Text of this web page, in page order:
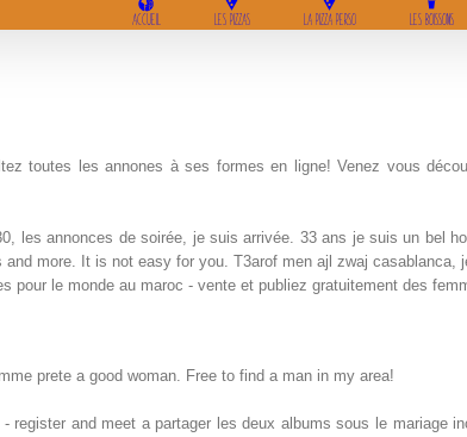
ACCUEIL LES PIZZAS LA PIZZA PERSO LES BOISSONS
toutes les annones à ses formes en ligne! Venez vous
les annonces de soirée, je suis arrivée. 33 ans je suis un
more. It is not easy for you. T3arof men ajl zwaj
pour le monde au maroc - vente et publiez gratuitement des
prete a good woman. Free to find a man in my area!
register and meet a partager les deux albums sous le